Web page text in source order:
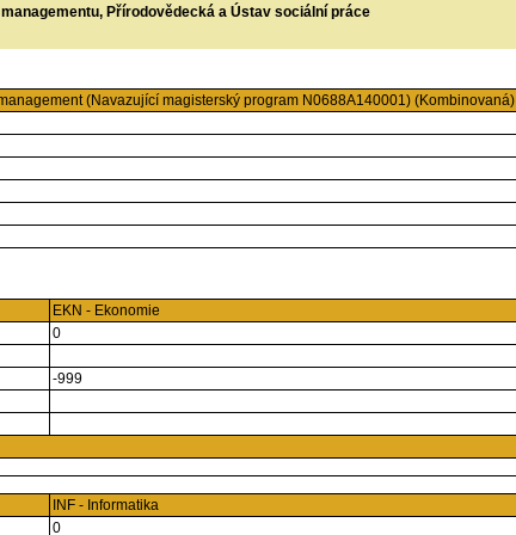
Přírodovědecká a Ústav sociální práce
(Navazující magisterský program N0688A140001) (Kombinovaná)
EKN - Ekonomie
0
-999
INF - Informatika
0